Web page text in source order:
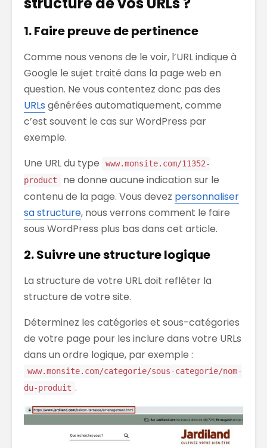
1. Faire preuve de pertinence
Comme nous venons de le voir, l’URL indique à
Google le sujet traité dans la page web en
question. Ne vous contentez donc pas des
URLs générées automatiquement, comme
c’est souvent le cas sur WordPress par
exemple.
Une URL du type
www.monsite.com/11352-
product
ne donne aucune indication sur le
contenu de la page. Vous devez personnaliser
sa structure, nous verrons comment le faire
sous WordPress plus bas dans cet article.
2. Suivre une structure logique
La structure de votre URL doit refléter la
structure de votre site.
Déterminez les catégories et sous-catégories
de votre page pour les inclure dans votre URLs
dans un ordre logique, par exemple :
www.monsite.com/categorie/sous-categorie/nom-
du-produit .